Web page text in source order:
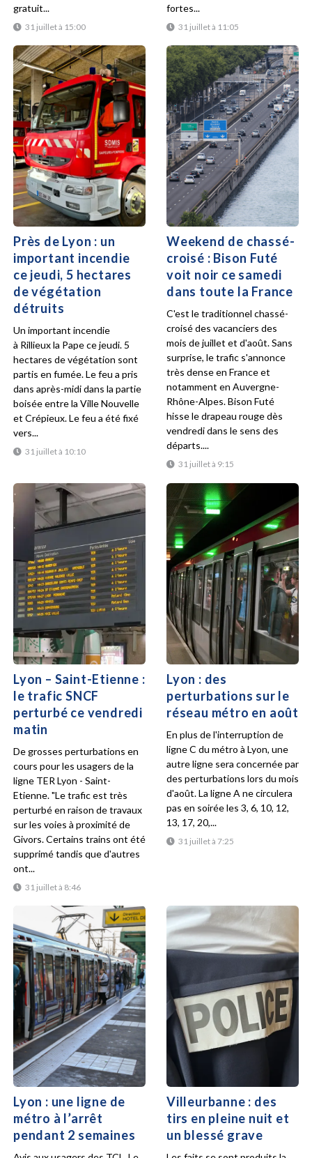
31 juillet à 15:00
gratuit...
31 juillet à 11:05
fortes...
Près de Lyon : un
important incendie
ce jeudi, 5 hectares
de végétation
détruits
31 juillet à 10:10
Un important incendie
à Rillieux la Pape ce jeudi. 5
hectares de végétation sont
partis en fumée. Le feu a pris
dans après-midi dans la partie
boisée entre la Ville Nouvelle
et Crépieux. Le feu a été fixé
vers...
Weekend de chassé-
croisé : Bison Futé
voit noir ce samedi
dans toute la France
31 juillet à 9:15
C'est le traditionnel chassé-
croisé des vacanciers des
mois de juillet et d'août. Sans
surprise, le trafic s'annonce
très dense en France et
notamment en Auvergne-
Rhône-Alpes. Bison Futé
hisse le drapeau rouge dès
vendredi dans le sens des
départs....
Lyon – Saint-Etienne :
le trafic SNCF
perturbé ce vendredi
matin
31 juillet à 8:46
De grosses perturbations en
cours pour les usagers de la
ligne TER Lyon - Saint-
Etienne. "Le trafic est très
perturbé en raison de travaux
sur les voies à proximité de
Givors. Certains trains ont été
supprimé tandis que d'autres
ont...
Lyon : des
perturbations sur le
réseau métro en août
31 juillet à 7:25
En plus de l'interruption de
ligne C du métro à Lyon, une
autre ligne sera concernée par
des perturbations lors du mois
d'août. La ligne A ne circulera
pas en soirée les 3, 6, 10, 12,
13, 17, 20,...
Lyon : une ligne de
métro à l’arrêt
pendant 2 semaines
Villeurbanne : des
tirs en pleine nuit et
un blessé grave